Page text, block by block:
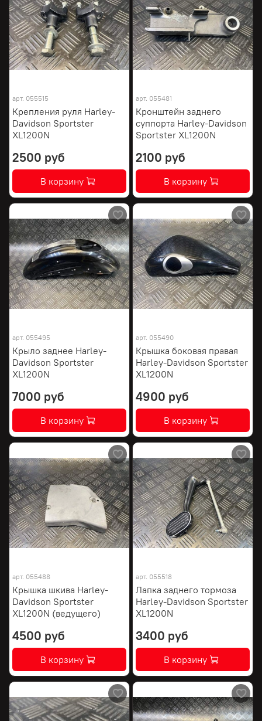
арт. 055515
Крепления руля Harley-
Davidson Sportster
XL1200N
2500 руб
В корзину
арт. 055481
Кронштейн заднего
суппорта Harley-Davidson
Sportster XL1200N
2100 руб
В корзину
арт. 055495
Крыло заднее Harley-
Davidson Sportster
XL1200N
7000 руб
В корзину
арт. 055490
Крышка боковая правая
Harley-Davidson Sportster
XL1200N
4900 руб
В корзину
арт. 055488
Крышка шкива Harley-
Davidson Sportster
XL1200N (ведущего)
4500 руб
В корзину
арт. 055518
Лапка заднего тормоза
Harley-Davidson Sportster
XL1200N
3400 руб
В корзину